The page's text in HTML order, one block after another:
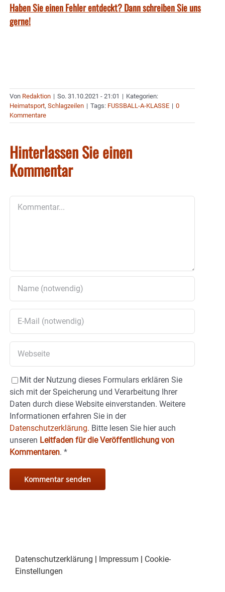
Haben Sie einen Fehler entdeckt? Dann schreiben Sie uns
gerne!
Von Redaktion | So. 31.10.2021 - 21:01 | Kategorien:
Heimatsport, Schlagzeilen | Tags: FUSSBALL-A-KLASSE | 0
Kommentare
Hinterlassen Sie einen
Kommentar
Mit der Nutzung dieses Formulars erklären Sie
sich mit der Speicherung und Verarbeitung Ihrer
Daten durch diese Website einverstanden. Weitere
Informationen erfahren Sie in der
Datenschutzerklärung. Bitte lesen Sie hier auch
unseren Leitfaden für die Veröffentlichung von
Kommentaren. *
Datenschutzerklärung | Impressum | Cookie-
Einstellungen